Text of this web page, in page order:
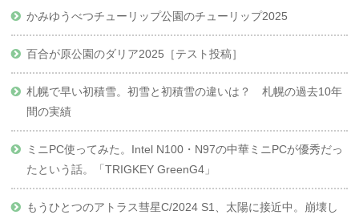
かみゆうべつチューリップ公園のチューリップ2025
百合が原公園のダリア2025［テスト投稿］
札幌で早い初積雪。初雪と初積雪の違いは？ 札幌の過去10年
間の実績
ミニPC使ってみた。Intel N100・N97の中華ミニPCが優秀だっ
たという話。「TRIGKEY GreenG4」
もうひとつのアトラス彗星C/2024 S1、太陽に接近中。崩壊し